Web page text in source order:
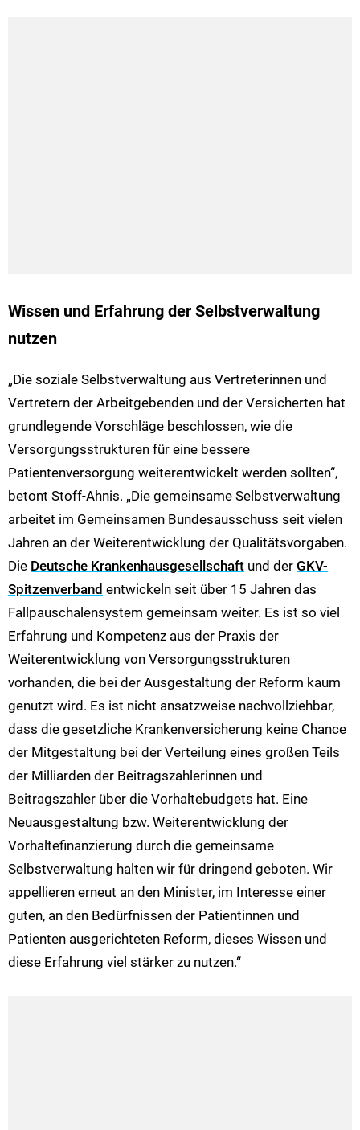
Wissen und Erfahrung der Selbstverwaltung
nutzen
„Die soziale Selbstverwaltung aus Vertreterinnen und
Vertretern der Arbeitgebenden und der Versicherten hat
grundlegende Vorschläge beschlossen, wie die
Versorgungsstrukturen für eine bessere
Patientenversorgung weiterentwickelt werden sollten“,
betont Stoff-Ahnis. „Die gemeinsame Selbstverwaltung
arbeitet im Gemeinsamen Bundesausschuss seit vielen
Jahren an der Weiterentwicklung der Qualitätsvorgaben.
Die Deutsche Krankenhausgesellschaft und der GKV-
Spitzenverband entwickeln seit über 15 Jahren das
Fallpauschalensystem gemeinsam weiter. Es ist so viel
Erfahrung und Kompetenz aus der Praxis der
Weiterentwicklung von Versorgungsstrukturen
vorhanden, die bei der Ausgestaltung der Reform kaum
genutzt wird. Es ist nicht ansatzweise nachvollziehbar,
dass die gesetzliche Krankenversicherung keine Chance
der Mitgestaltung bei der Verteilung eines großen Teils
der Milliarden der Beitragszahlerinnen und
Beitragszahler über die Vorhaltebudgets hat. Eine
Neuausgestaltung bzw. Weiterentwicklung der
Vorhaltefinanzierung durch die gemeinsame
Selbstverwaltung halten wir für dringend geboten. Wir
appellieren erneut an den Minister, im Interesse einer
guten, an den Bedürfnissen der Patientinnen und
Patienten ausgerichteten Reform, dieses Wissen und
diese Erfahrung viel stärker zu nutzen.“